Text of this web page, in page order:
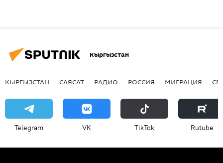
Кыргызстан
КЫРГЫЗСТАН САЯСАТ РАДИО РОССИЯ МИГРАЦИЯ
Telegram VK ТikТоk Rutube